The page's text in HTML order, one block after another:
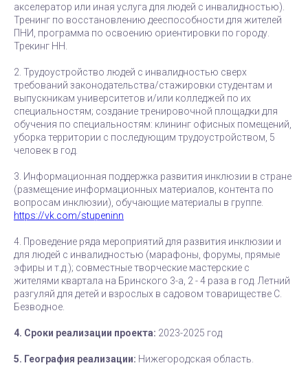
акселератор или иная услуга для людей с инвалидностью).
Тренинг по восстановлению дееспособности для жителей
ПНИ, программа по освоению ориентировки по городу.
Трекинг НН.
2. Трудоустройство людей с инвалидностью сверх
требований законодательства/стажировки студентам и
выпускникам университетов и/или колледжей по их
специальностям; создание тренировочной площадки для
обучения по специальностям: клининг офисных помещений,
уборка территории с последующим трудоустройством, 5
человек в год.
3. Информационная поддержка развития инклюзии в стране
(размещение информационных материалов, контента по
вопросам инклюзии), обучающие материалы в группе.
https://vk.com/stupeninn
4. Проведение ряда мероприятий для развития инклюзии и
для людей с инвалидностью (марафоны, форумы, прямые
эфиры и т.д.); совместные творческие мастерские с
жителями квартала на Бринского 3-а, 2 - 4 раза в год. Летний
разгуляй для детей и взрослых в садовом товариществе С.
Безводное.
4. Сроки реализации проекта: 2023-2025 год
5. География реализации: Нижегородская область.